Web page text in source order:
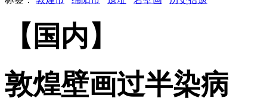
【国内】
敦煌壁画过半染病